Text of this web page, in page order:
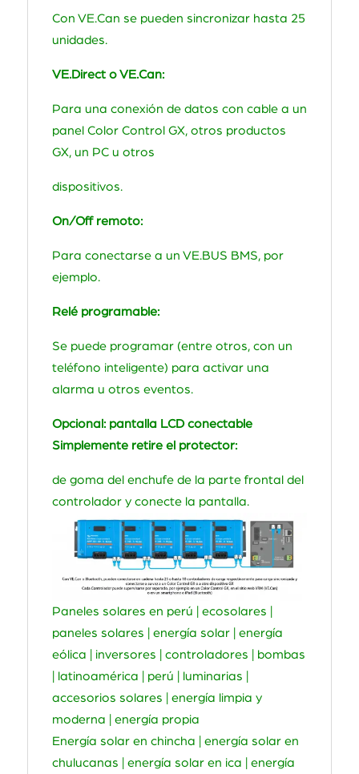
Con VE.Can se pueden sincronizar hasta 25
unidades.
VE.Direct o VE.Can:
Para una conexión de datos con cable a un
panel Color Control GX, otros productos
GX, un PC u otros
dispositivos.
On/Off remoto:
Para conectarse a un VE.BUS BMS, por
ejemplo.
Relé programable:
Se puede programar (entre otros, con un
teléfono inteligente) para activar una
alarma u otros eventos.
Opcional: pantalla LCD conectable
Simplemente retire el protector:
de goma del enchufe de la parte frontal del
controlador y conecte la pantalla.
Paneles solares en perú | ecosolares |
paneles solares | energía solar | energía
eólica | inversores | controladores | bombas
| latinoamérica | perú | luminarias |
accesorios solares | energía limpia y
moderna | energía propia
Energía solar en chincha | energía solar en
chulucanas | energía solar en ica | energía